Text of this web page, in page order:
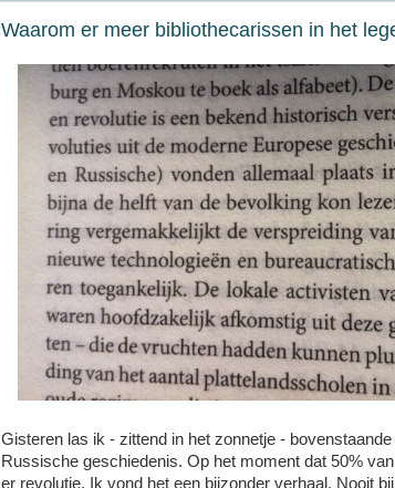
Waarom er meer bibliothecarissen in het
Gisteren las ik - zittend in het zonnetje -
Russische geschiedenis. Op het moment dat 50%
er revolutie. Ik vond het een bijzonder verhaal. Nooit